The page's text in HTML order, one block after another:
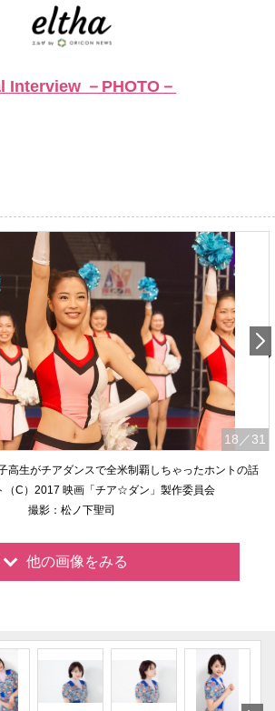
Interview －PHOTO－
18 ／31
高生がチアダンスで全米制覇しちゃったホントの話
（C）2017 映画「チア☆ダン」製作委員会
撮影：松ノ下聖司
他の画像をみる